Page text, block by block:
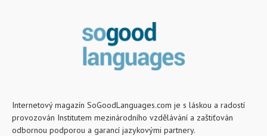
Internetový magazín SoGoodLanguages.com je s láskou a radostí
provozován Institutem mezinárodního vzdělávání a zaštiťován
odbornou podporou a garancí jazykovými partnery.